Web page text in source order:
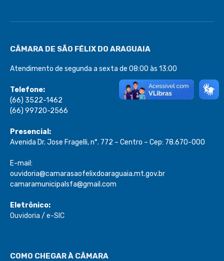
CÂMARA DE SÃO FÉLIX DO ARAGUAIA
Atendimento de segunda a sexta de 08:00 às 13:00
Telefone:
(66) 3522-1462
(66) 99720-2566
Presencial:
Avenida Dr. Jose Fragelli, n°. 772 – Centro – Cep: 78.670-000
E-mail:
ouvidoria@camarasaofelixdoaraguaia.mt.gov.br
camaramunicipalsfa@gmail.com
Eletrônico:
Ouvidoria / e-SIC
COMO CHEGAR À CÂMARA